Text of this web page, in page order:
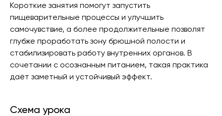
Короткие занятия помогут запустить
пищеварительные процессы и улучшить
самочувствие, а более продолжительные позволят
глубже проработать зону брюшной полости и
стабилизировать работу внутренних органов. В
сочетании с осознанным питанием, такая практика
даёт заметный и устойчивый эффект.
Схема урока